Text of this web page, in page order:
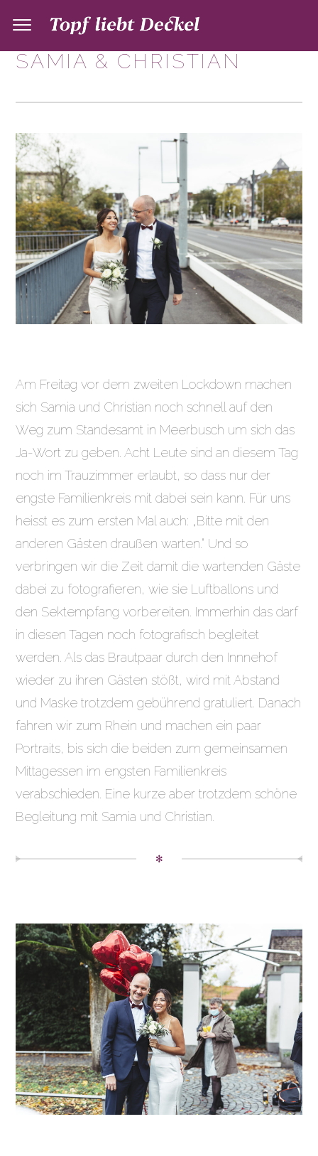
SAMIA & CHRISTIAN
Am Freitag vor dem zweiten Lockdown machen
sich Samia und Christian noch schnell auf den
Weg zum Standesamt in Meerbusch um sich das
Ja-Wort zu geben. Acht Leute sind an diesem Tag
noch im Trauzimmer erlaubt, so dass nur der
engste Familienkreis mit dabei sein kann. Für uns
heisst es zum ersten Mal auch: „Bitte mit den
anderen Gästen draußen warten.“ Und so
verbringen wir die Zeit damit die wartenden Gäste
dabei zu fotografieren, wie sie Luftballons und
den Sektempfang vorbereiten. Immerhin das darf
in diesen Tagen noch fotografisch begleitet
werden. Als das Brautpaar durch den Innnehof
wieder zu ihren Gästen stößt, wird mit Abstand
und Maske trotzdem gebührend gratuliert. Danach
fahren wir zum Rhein und machen ein paar
Portraits, bis sich die beiden zum gemeinsamen
Mittagessen im engsten Familienkreis
verabschieden. Eine kurze aber trotzdem schöne
Begleitung mit Samia und Christian.
✻